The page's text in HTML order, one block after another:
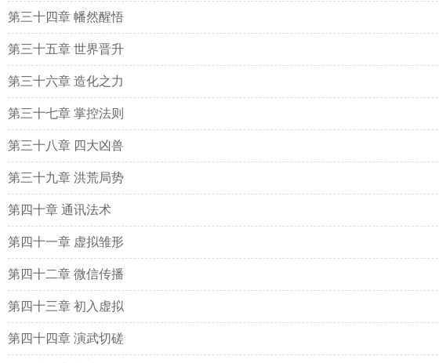
第三十四章 幡然醒悟
第三十五章 世界晋升
第三十六章 造化之力
第三十七章 掌控法则
第三十八章 四大凶兽
第三十九章 洪荒局势
第四十章 通讯法术
第四十一章 虚拟雏形
第四十二章 微信传播
第四十三章 初入虚拟
第四十四章 演武切磋